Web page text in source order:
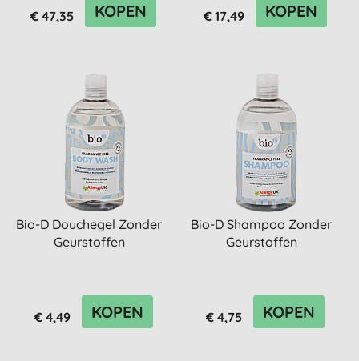
€ 47,35 KOPEN € 17,49 KOPEN
Bio-D Douchegel Zonder
Geurstoffen
€ 4,49 KOPEN
Bio-D Shampoo Zonder
Geurstoffen
€ 4,75 KOPEN